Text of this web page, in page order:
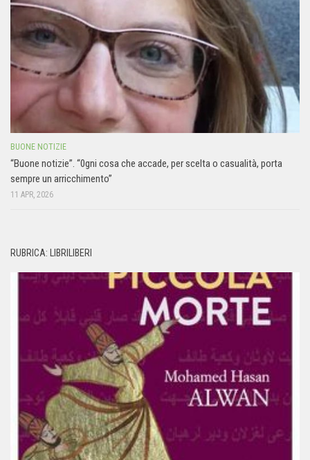
BUONE NOTIZIE
“Buone notizie”. “0gni cosa che accade, per scelta o casualità, porta
sempre un arricchimento”
11 APR, 2026
RUBRICA: LIBRILIBERI